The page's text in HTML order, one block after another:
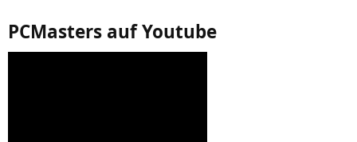
PCMasters auf Youtube